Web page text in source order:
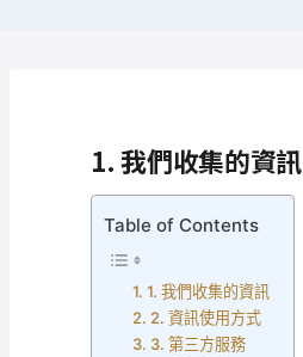
1. 我們收集的資訊
Table of Contents
1. 我們收集的資訊
2. 資訊使用方式
3. 第三方服務